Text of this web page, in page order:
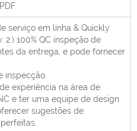
serviço em linha & Quickly
2.) 100% QC inspeção de
da entrega, e pode fornecer
inspecção.
de experiência na área de
e ter uma equipe de design
sugestões de